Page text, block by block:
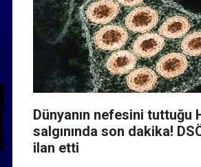
Dünyanın nefesini tuttuğu
salgınında son dakika!
ilan etti